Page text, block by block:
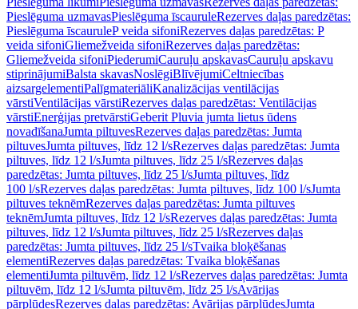
Pieslēguma uzmavasPieslēguma īscauruleRezerves daļas paredzētas:
Pieslēguma īscauruleP veida sifoniRezerves daļas paredzētas: P
veida sifoniGliemežveida sifoniRezerves daļas paredzētas:
Gliemežveida sifoniPiederumiCauruļu apskavasCauruļu apskavu
stiprinājumiBalsta skavasNoslēgiBlīvējumiCeltniecības
aizsargelementiPalīgmateriāliKanalizācijas ventilācijas
vārstiVentilācijas vārstiRezerves daļas paredzētas: Ventilācijas
vārstiEnerģijas pretvārstiGeberit Pluvia jumta lietus ūdens
novadīšanaJumta piltuvesRezerves daļas paredzētas: Jumta
piltuvesJumta piltuves, līdz 12 l/sRezerves daļas paredzētas: Jumta
piltuves, līdz 12 l/sJumta piltuves, līdz 25 l/sRezerves daļas
paredzētas: Jumta piltuves, līdz 25 l/sJumta piltuves, līdz
100 l/sRezerves daļas paredzētas: Jumta piltuves, līdz 100 l/sJumta
piltuves teknēmRezerves daļas paredzētas: Jumta piltuves
teknēmJumta piltuves, līdz 12 l/sRezerves daļas paredzētas: Jumta
piltuves, līdz 12 l/sJumta piltuves, līdz 25 l/sRezerves daļas
paredzētas: Jumta piltuves, līdz 25 l/sTvaika bloķēšanas
elementiRezerves daļas paredzētas: Tvaika bloķēšanas
elementiJumta piltuvēm, līdz 12 l/sRezerves daļas paredzētas: Jumta
piltuvēm, līdz 12 l/sJumta piltuvēm, līdz 25 l/sAvārijas
pārplūdesRezerves daļas paredzētas: Avārijas pārplūdesJumta